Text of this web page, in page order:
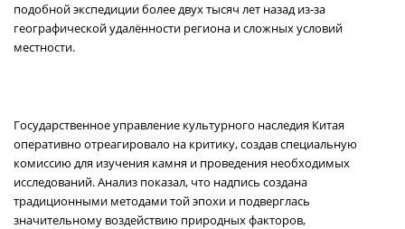
подобной экспедиции более двух тысяч лет назад из-за
географической удалённости региона и сложных условий
местности.
Государственное управление культурного наследия Китая
оперативно отреагировало на критику, создав специальную
комиссию для изучения камня и проведения необходимых
исследований. Анализ показал, что надпись создана
традиционными методами той эпохи и подверглась
значительному воздействию природных факторов,